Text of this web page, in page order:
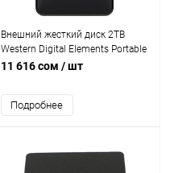
Внешний жесткий диск 2TB
Western Digital Elements Portable
USB 3.2 [WDBU6Y0020BBK-
11 616 сом / шт
Подробнее